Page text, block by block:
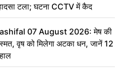
टला; घटना CCTV में कैद
07 August 2026: मेष की
वृष को मिलेगा अटका धन, जानें 12